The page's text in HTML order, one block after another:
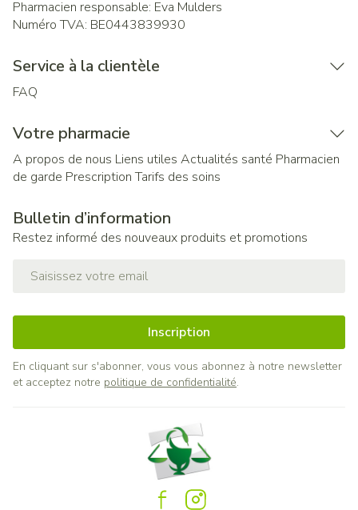
Pharmacien responsable: Eva Mulders
Numéro TVA: BE0443839930
Service à la clientèle
FAQ
Votre pharmacie
A propos de nous Liens utiles Actualités santé Pharmacien
de garde Prescription Tarifs des soins
Bulletin d’information
Restez informé des nouveaux produits et promotions
Inscription
En cliquant sur s'abonner, vous vous abonnez à notre newsletter
et acceptez notre politique de confidentialité.